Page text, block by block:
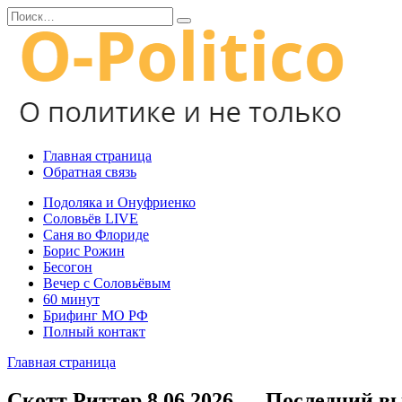
Перейти
к
содержанию
Search
for:
Главная страница
Обратная связь
Подоляка и Онуфриенко
Соловьёв LIVE
Саня во Флориде
Борис Рожин
Бесогон
Вечер с Соловьёвым
60 минут
Брифинг МО РФ
Полный контакт
Главная страница